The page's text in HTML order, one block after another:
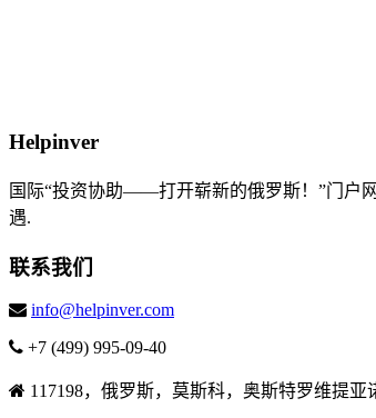
Helpinver
国际“投资协助——打开崭新的俄罗斯！”门户
遇.
联系我们
info@helpinver.com
+7 (499) 995-09-40
117198，俄罗斯，莫斯科，奥斯特罗维提亚